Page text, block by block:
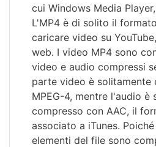
cui Windows Media
L'MP4 è di solito il
caricare video su
web. I video MP4 sono
video e audio compressi
parte video è solitamente
MPEG-4, mentre l'audio è
compresso con AAC, il
associato a iTunes.
elementi del file sono